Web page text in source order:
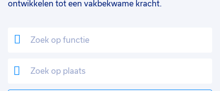
ontwikkelen tot een vakbekwame kracht.